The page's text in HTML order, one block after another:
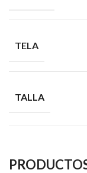
TELA
TALLA